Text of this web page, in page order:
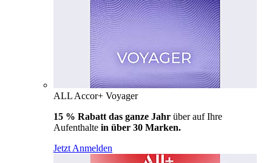
ALL Accor+ Voyager
15 % Rabatt das ganze Jahr über auf Ihre
Aufenthalte in über 30 Marken.
Jetzt Anmelden